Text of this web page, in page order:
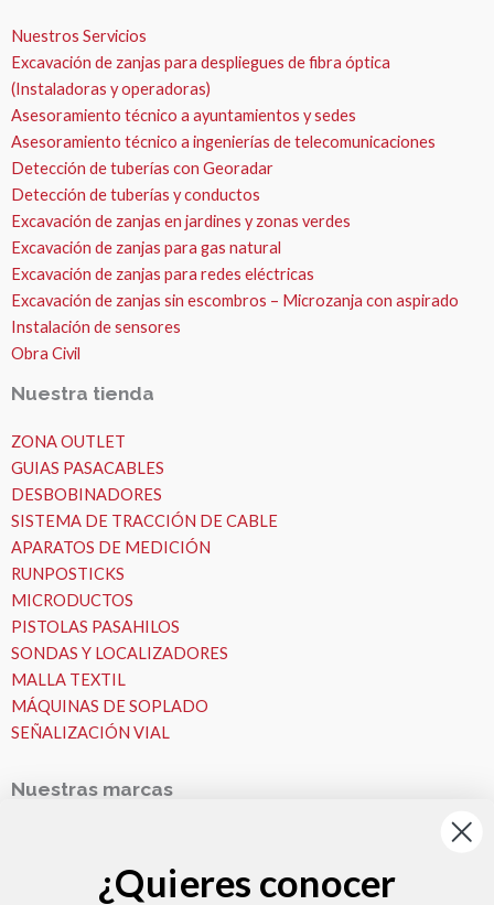
Nuestros Servicios
Excavación de zanjas para despliegues de fibra óptica
(Instaladoras y operadoras)
Asesoramiento técnico a ayuntamientos y sedes
Asesoramiento técnico a ingenierías de telecomunicaciones
Detección de tuberías con Georadar
Detección de tuberías y conductos
Excavación de zanjas en jardines y zonas verdes
Excavación de zanjas para gas natural
Excavación de zanjas para redes eléctricas
Excavación de zanjas sin escombros – Microzanja con aspirado
Instalación de sensores
Obra Civil
Nuestra tienda
ZONA OUTLET
GUIAS PASACABLES
DESBOBINADORES
SISTEMA DE TRACCIÓN DE CABLE
APARATOS DE MEDICIÓN
RUNPOSTICKS
MICRODUCTOS
PISTOLAS PASAHILOS
SONDAS Y LOCALIZADORES
MALLA TEXTIL
MÁQUINAS DE SOPLADO
SEÑALIZACIÓN VIAL
Nuestras marcas
¿Quieres conocer